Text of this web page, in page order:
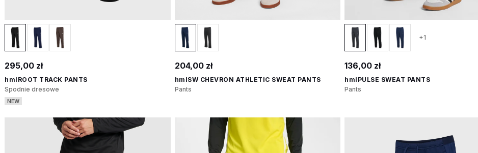
295,00 zł
hmlROOT TRACK PANTS
Spodnie dresowe
NEW
204,00 zł
hmlSW CHEVRON ATHLETIC SWEAT PANTS
Pants
+1
136,00 zł
hmlPULSE SWEAT PANTS
Pants